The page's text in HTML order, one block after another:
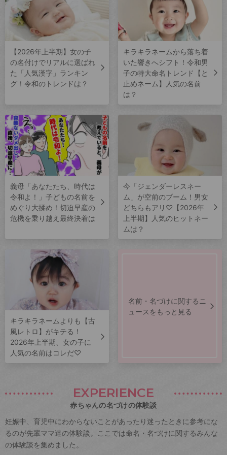
【2026年上半期】女の子
の名付けでリアルに選ばれ
た「人気漢字」ランキン
グ！令和のトレンドは？
キラキラネームから落ち着
いた響きへシフト！令和男
子の特大命名トレンド【と
止めネーム】人気の名前
は？
義母「あなたたち、時代は
令和よ！」子どもの名前を
めぐり大揉め！切迫早産の
危機を乗り越え最終決着は
今「ジェンダーレスネー
ム」が空前のブーム！男女
どちらもアリ♡【2026年
上半期】人気のヒットネー
ムは？
キラキラネームよりも【古
風レトロ】がキテる！
2026年上半期、女の子に
人気の名前はコレだ♡
名前・名づけに関するニ
ュースをもっと見る
EXPERIENCE
赤ちゃんの名づけの体験談
妊娠中、育児中にわからないことがあったり迷ったときに参考にな
るのが先輩ママ達の体験談。ここでは命名・名づけに関するみんな
の体験談を集めました。